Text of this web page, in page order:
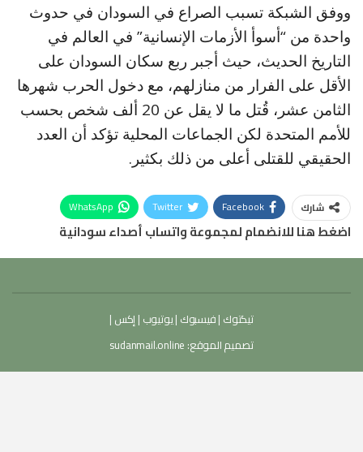
ووفق الشبكة تسبب الصراع في السودان في حدوث
واحدة من “أسوأ الأزمات الإنسانية” في العالم في
التاريخ الحديث، حيث أجبر ربع سكان السودان على
الأقل على الفرار من منازلهم، مع دخول الحرب شهرها
الثامن عشر، قُتل ما لا يقل عن 20 ألف شخص بحسب
للأمم المتحدة لكن الجماعات المحلية تؤكد أن العدد
الحقيقي للقتلى أعلى من ذلك بكثير.
شارك Facebook
Twitter
WhatsApp
اضغط هنا للانضمام لمجموعة واتساب أصداء سودانية
تيكتوك |فيسبوك |يوتيوب | إكس |
تصميم الموقع: sudanmail.online